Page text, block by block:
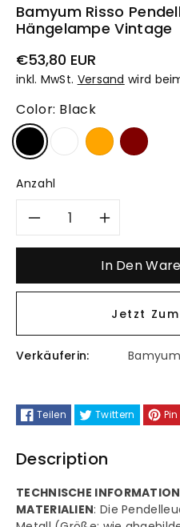
Bamyum Risso
Hängelampe Vintage
Normaler
Preis
€53,80 EUR
inkl. MwSt. Versand wird
Color: Black
Anzahl
Verringere
Menge
für
Risso
Ø34
cm,
Erhöhe
die
für
Risso
Ø34
cm,
In Den
Jetzt
Verkäuferin: Bamyum
Teilen Twittern
Description
TECHNISCHE
MATERIALIEN: Die